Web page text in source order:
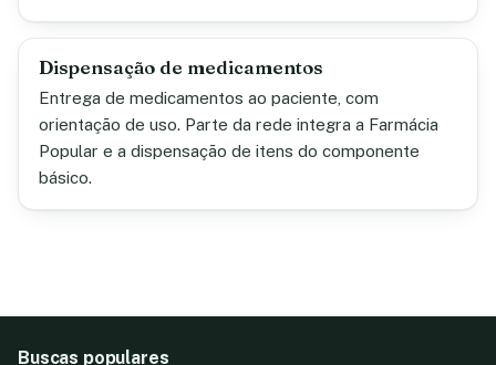
Dispensação de medicamentos
Entrega de medicamentos ao paciente, com
orientação de uso. Parte da rede integra a Farmácia
Popular e a dispensação de itens do componente
básico.
Buscas populares